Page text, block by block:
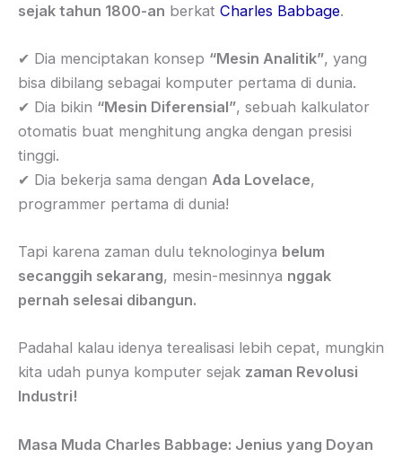
sejak tahun 1800-an berkat Charles Babbage.
✔ Dia menciptakan konsep “Mesin Analitik”, yang
bisa dibilang sebagai komputer pertama di dunia.
✔ Dia bikin “Mesin Diferensial”, sebuah kalkulator
otomatis buat menghitung angka dengan presisi
tinggi.
✔ Dia bekerja sama dengan Ada Lovelace,
programmer pertama di dunia!
Tapi karena zaman dulu teknologinya belum
secanggih sekarang, mesin-mesinnya nggak
pernah selesai dibangun.
Padahal kalau idenya terealisasi lebih cepat, mungkin
kita udah punya komputer sejak zaman Revolusi
Industri!
Masa Muda Charles Babbage: Jenius yang Doyan